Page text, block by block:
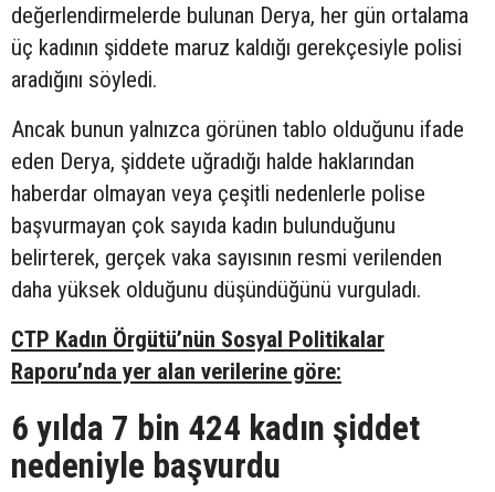
değerlendirmelerde bulunan Derya, her gün ortalama
üç kadının şiddete maruz kaldığı gerekçesiyle polisi
aradığını söyledi.
Ancak bunun yalnızca görünen tablo olduğunu ifade
eden Derya, şiddete uğradığı halde haklarından
haberdar olmayan veya çeşitli nedenlerle polise
başvurmayan çok sayıda kadın bulunduğunu
belirterek, gerçek vaka sayısının resmi verilenden
daha yüksek olduğunu düşündüğünü vurguladı.
CTP Kadın Örgütü’nün Sosyal Politikalar
Raporu’nda yer alan verilerine göre:
6 yılda 7 bin 424 kadın şiddet
nedeniyle başvurdu